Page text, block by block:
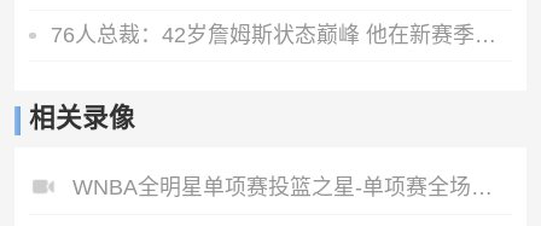
76人总裁：42岁詹姆斯状态巅峰 他在新赛季能打出MVP级别的表现
相关录像
WNBA全明星单项赛投篮之星-单项赛全场录像